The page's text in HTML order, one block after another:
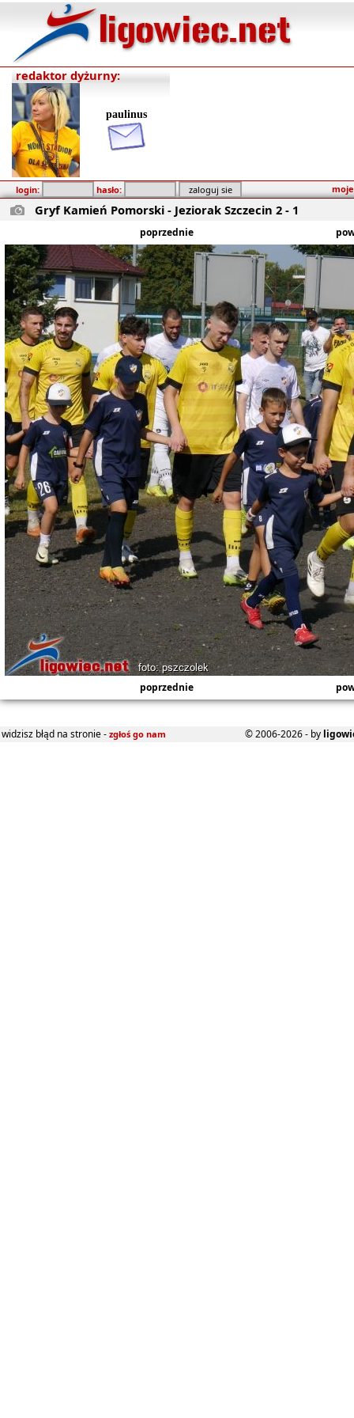
redaktor dyżurny:
paulinus
login: hasło:
Gryf Kamień Pomorski - Jeziorak Szczecin 2 - 1
poprzednie
poprzednie
widzisz błąd na stronie - zgłoś go nam © 2006-2026 - by